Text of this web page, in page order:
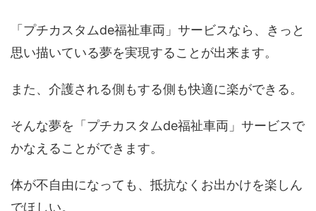
「プチカスタムde福祉車両」サービスなら、 きっと
思い描いている夢を実現することが出来ます。
また、介護される側もする側も快適に楽ができる。
そんな夢を「プチカスタムde福祉車両」サービスで
かなえることができます。
体が不自由になっても、 抵抗なくお出かけを楽しん
でほしい。